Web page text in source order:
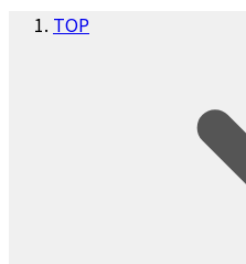
TOP